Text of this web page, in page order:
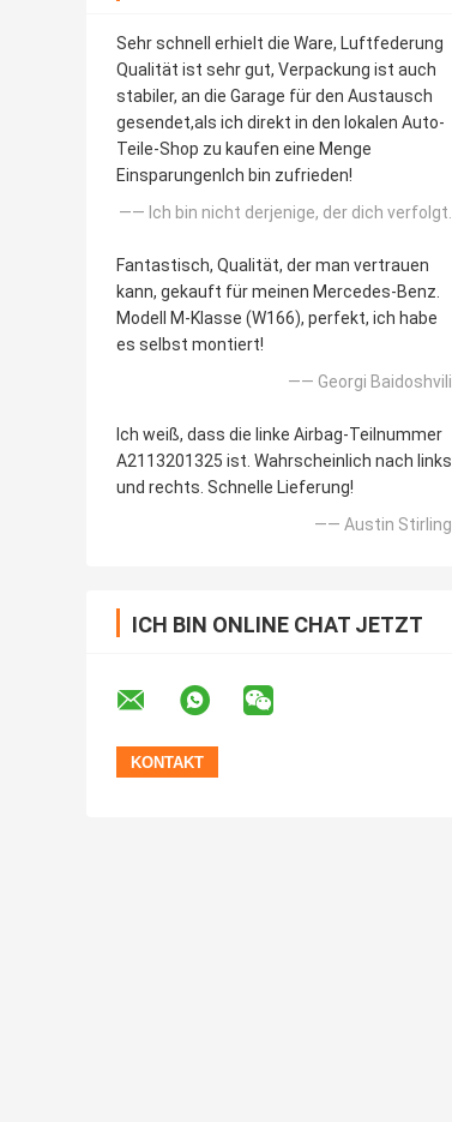
Sehr schnell erhielt die Ware, Luftfederung
Qualität ist sehr gut, Verpackung ist auch
stabiler, an die Garage für den Austausch
gesendet,als ich direkt in den lokalen Auto-
Teile-Shop zu kaufen eine Menge
EinsparungenIch bin zufrieden!
—— Ich bin nicht derjenige, der dich verfolgt.
Fantastisch, Qualität, der man vertrauen
kann, gekauft für meinen Mercedes-Benz.
Modell M-Klasse (W166), perfekt, ich habe
es selbst montiert!
—— Georgi Baidoshvili
Ich weiß, dass die linke Airbag-Teilnummer
A2113201325 ist. Wahrscheinlich nach links
und rechts. Schnelle Lieferung!
—— Austin Stirling
ICH BIN ONLINE CHAT JETZT